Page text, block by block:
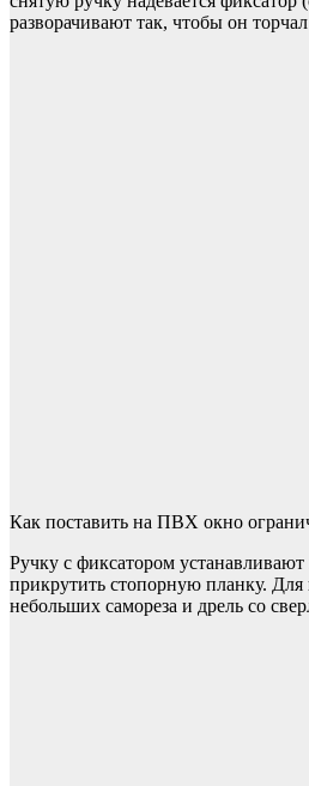
разворачивают так, чтобы он
Как поставить на ПВХ окно
Ручку с фиксатором
прикрутить стопорную планку. Для
небольших самореза и дрель со